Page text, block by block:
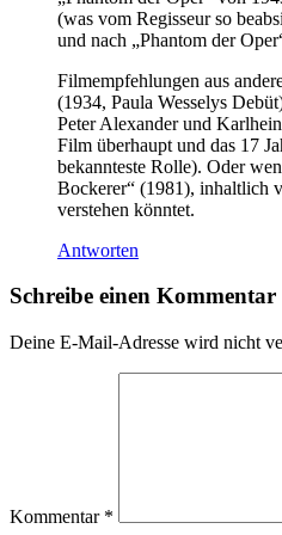
(was vom Regisseur so
und nach „Phantom der
Filmempfehlungen aus
(1934, Paula Wesselys
Peter Alexander und
Film überhaupt und das 17
bekannteste Rolle). Oder
Bockerer“ (1981), inhaltlich
verstehen könntet.
Antworten
Schreibe einen Kommentar
Deine E-Mail-Adresse wird nicht
Kommentar *